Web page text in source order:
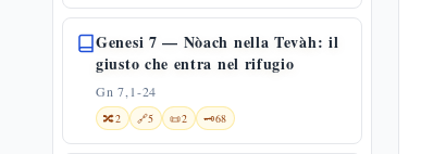
Genesi 7 — Nòach nella Tevàh: il
giusto che entra nel rifugio
Gn 7,1-24
🔀2 🔗5 📜2 🗝️68